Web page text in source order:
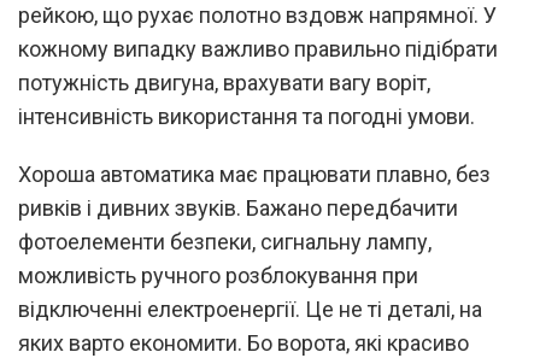
рейкою, що рухає полотно вздовж напрямної. У
кожному випадку важливо правильно підібрати
потужність двигуна, врахувати вагу воріт,
інтенсивність використання та погодні умови.
Хороша автоматика має працювати плавно, без
ривків і дивних звуків. Бажано передбачити
фотоелементи безпеки, сигнальну лампу,
можливість ручного розблокування при
відключенні електроенергії. Це не ті деталі, на
яких варто економити. Бо ворота, які красиво